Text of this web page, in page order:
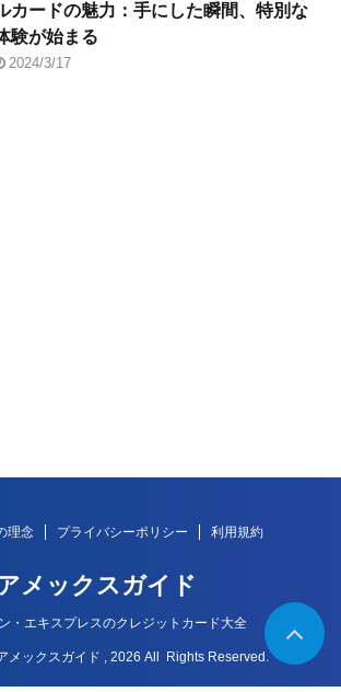
カードの魅力：手にした瞬間、特別な
験が始まる
2024/3/17
理念 プライバシーポリシー 利用規約
メックスガイド
・エキスプレスのクレジットカード大全
メックスガイド , 2026 All Rights Reserved.